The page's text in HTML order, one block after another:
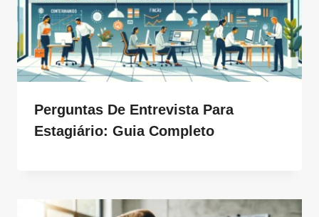
Perguntas De Entrevista Para
Estagiário: Guia Completo